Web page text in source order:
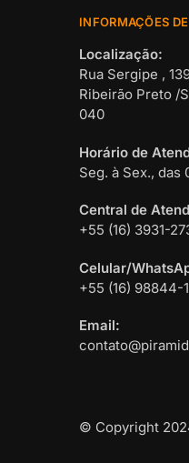
INFORMAÇÕES
Localização:
Rua Sergipe ,
Ribeirão Preto /
040
Horário de
Seg. à Sex., das
Central de
+55 (16) 3931-
Celular/
+55 (16) 98844-
Email:
© Copyright